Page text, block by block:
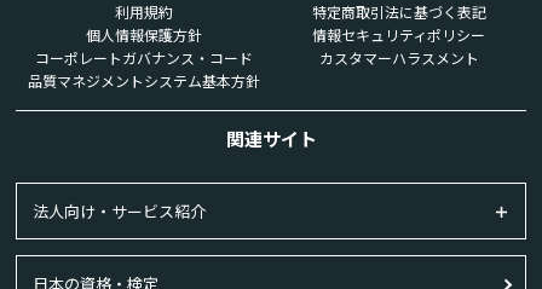
利用規約
特定商取引法に基づく表記
個人情報保護方針
情報セキュリティポリシー
コーポレートガバナンス・コード
カスタマーハラスメント
品質マネジメントシステム基本方針
関連サイト
法人向け・サービス紹介
日本の資格・検定